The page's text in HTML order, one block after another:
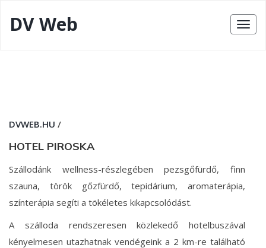
DV Web
DVWEB.HU /
HOTEL PIROSKA
Szállodánk wellness-részlegében pezsgőfürdő, finn
szauna, török gőzfürdő, tepidárium, aromaterápia,
színterápia segíti a tökéletes kikapcsolódást.
A szálloda rendszeresen közlekedő hotelbuszával
kényelmesen utazhatnak vendégeink a 2 km-re található